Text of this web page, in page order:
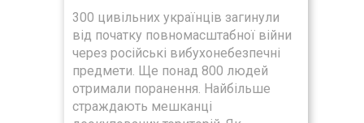
300 цивільних українців загинули
від початку повномасштабної війни
через російські вибухонебезпечні
предмети. Ще понад 800 людей
отримали поранення. Найбільше
страждають мешканці